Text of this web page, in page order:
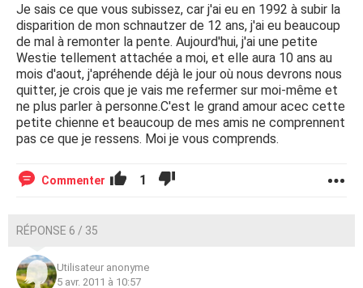
Je sais ce que vous subissez, car j'ai eu en 1992 à subir la
disparition de mon schnautzer de 12 ans, j'ai eu beaucoup
de mal à remonter la pente. Aujourd'hui, j'ai une petite
Westie tellement attachée a moi, et elle aura 10 ans au
mois d'aout, j'apréhende déjà le jour où nous devrons nous
quitter, je crois que je vais me refermer sur moi-même et
ne plus parler à personne.C'est le grand amour acec cette
petite chienne et beaucoup de mes amis ne comprennent
pas ce que je ressens. Moi je vous comprends.
Commenter 1
RÉPONSE 6 / 35
Utilisateur anonyme
5 avr. 2011 à 10:57